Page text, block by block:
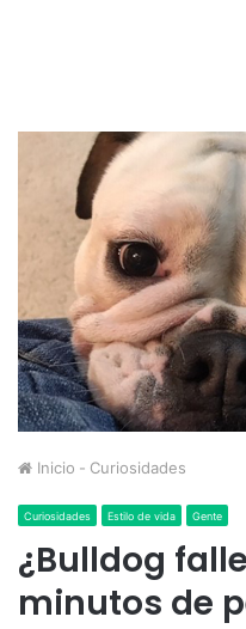
Inicio - Curiosidades
Curiosidades Estilo de vida Gente
¿Bulldog
minutos de